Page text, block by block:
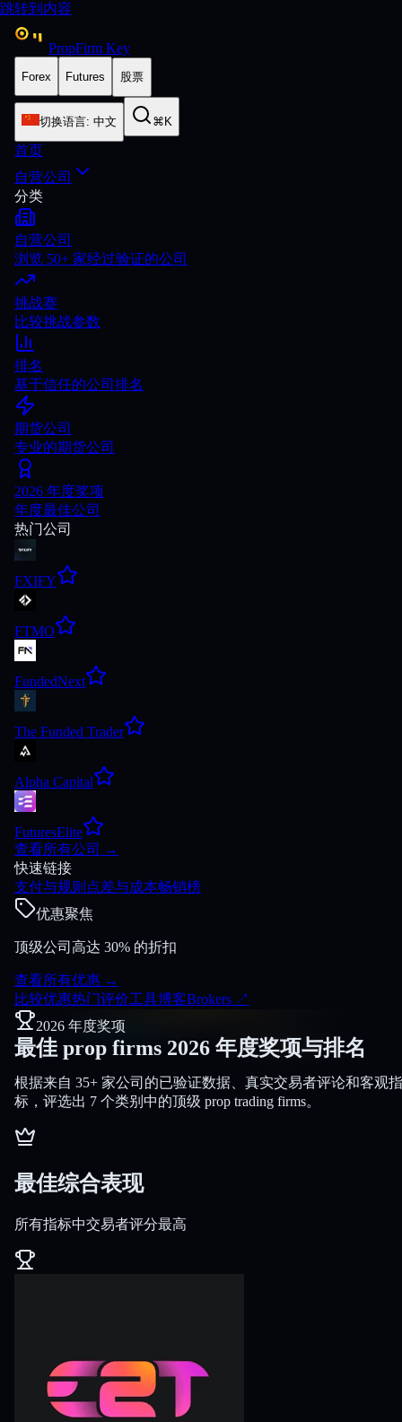
跳转到内容
PropFirm Key
Forex Futures 股票
切换语言: 中文 ⌘K
首页
自营公司
分类
自营公司
浏览 50+ 家经过验证的公司
挑战赛
比较挑战参数
排名
基于信任的公司排名
期货公司
专业的期货公司
2026 年度奖项
年度最佳公司
热门公司
FXIFY
FTMO
FundedNext
The Funded Trader
Alpha Capital
FuturesElite
查看所有公司
→
快速链接
支付与规则 点差与成本畅销榜
优惠聚焦
顶级公司高达 30% 的折扣
查看所有优惠 →
比较优惠热门评价工具博客Brokers ↗
2026 年度奖项
最佳 prop firms 2026 年度奖项与排名
根据来自 35+ 家公司的已验证数据、真实交易者评论和客观指
标，评选出 7 个类别中的顶级 prop trading firms。
最佳综合表现
所有指标中交易者评分最高